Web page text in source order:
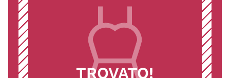
TROVATO!